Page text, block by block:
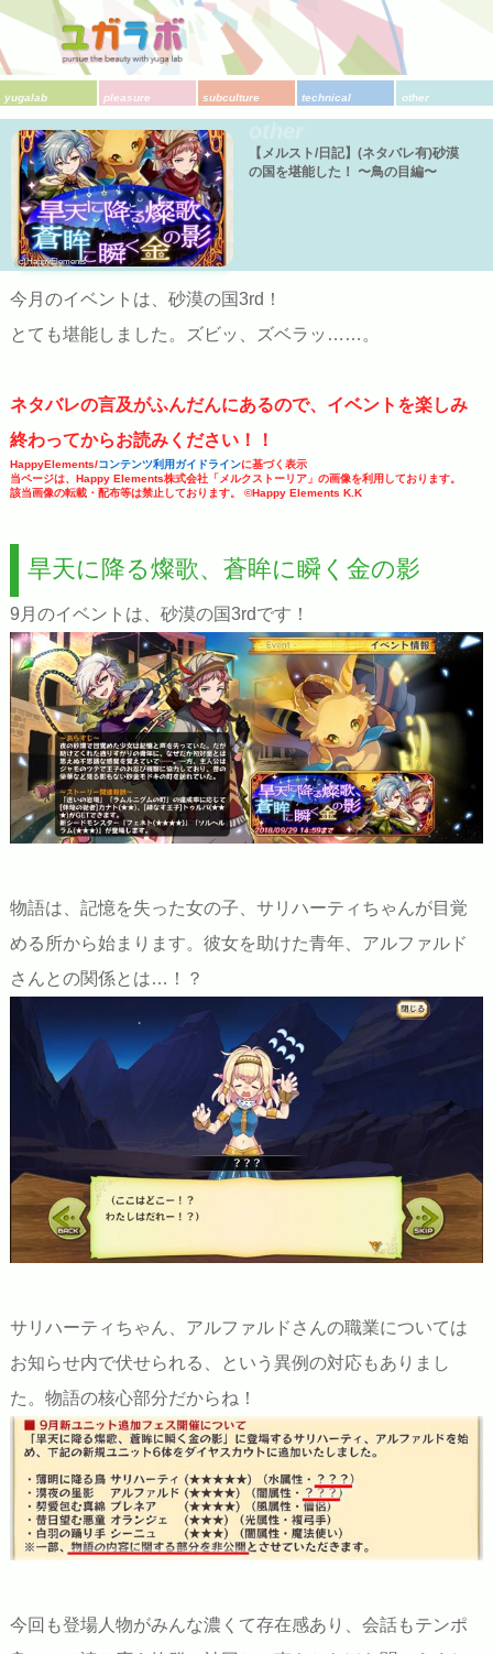
yugalab pleasure subculture technical other
(c)HappyElements
【メルスト/日記】(ネタバレ有)砂漠
の国を堪能した！ 〜鳥の目編〜
今月のイベントは、砂漠の国3rd！
とても堪能しました。ズビッ、ズベラッ……。
ネタバレの言及がふんだんにあるので、イベントを楽しみ
終わってからお読みください！！
HappyElements/コンテンツ利用ガイドラインに基づく表示
当ページは、Happy Elements株式会社「メルクストーリア」の画像を利用しております。
該当画像の転載・配布等は禁止しております。 ©Happy Elements K.K
旱天に降る燦歌、蒼眸に瞬く金の影
9月のイベントは、砂漠の国3rdです！
物語は、記憶を失った女の子、サリハーティちゃんが目覚
める所から始まります。彼女を助けた青年、アルファルド
さんとの関係とは…！？
サリハーティちゃん、アルファルドさんの職業については
お知らせ内で伏せられる、という異例の対応もありまし
た。物語の核心部分だからね！
今回も登場人物がみんな濃くて存在感あり、会話もテンポ